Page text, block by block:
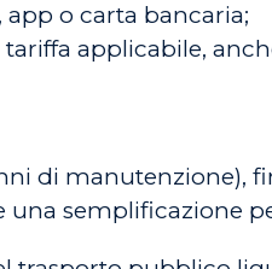
o carta bancaria;
applicabile,
di manutenzione),
semplificazione